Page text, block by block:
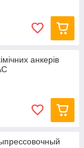
анкерів